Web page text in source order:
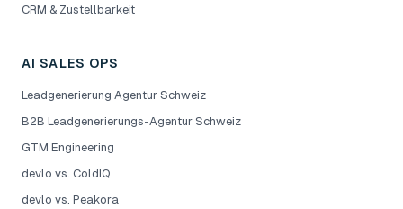
CRM & Zustellbarkeit
AI SALES OPS
Leadgenerierung Agentur Schweiz
B2B Leadgenerierungs-Agentur Schweiz
GTM Engineering
devlo vs. ColdIQ
devlo vs. Peakora